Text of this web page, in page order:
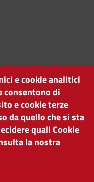
DELLO
e cookie analitici
consentono di
e cookie terze
da quello che si sta
quali Cookie
la nostra